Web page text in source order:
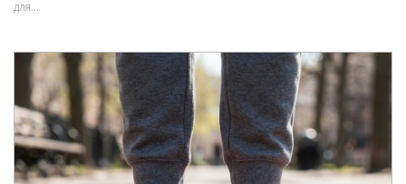
для...